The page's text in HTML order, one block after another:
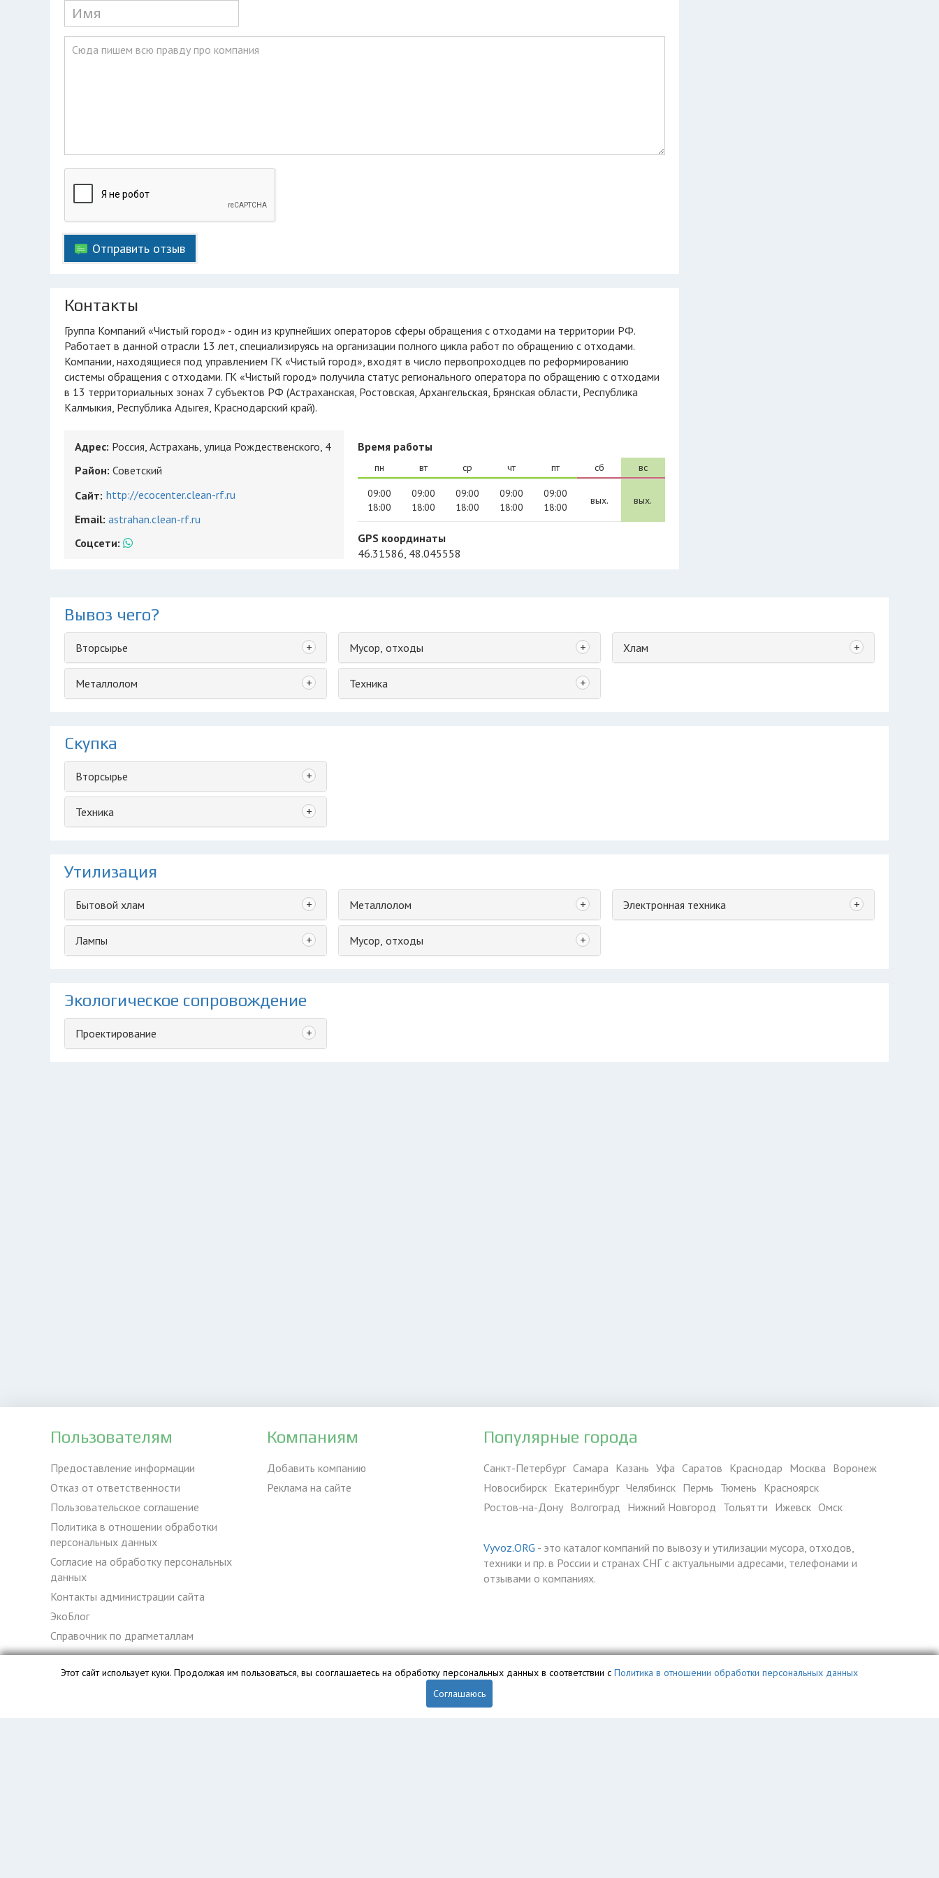
Отправить отзыв
Контакты
Группа Компаний «Чистый город» - один из крупнейших операторов сферы обращения с отходами на территории РФ.
Работает в данной отрасли 13 лет, специализируясь на организации полного цикла работ по обращению с отходами.
Компании, находящиеся под управлением ГК «Чистый город», входят в число первопроходцев по реформированию
системы обращения с отходами. ГК «Чистый город» получила статус регионального оператора по обращению с отходами
в 13 территориальных зонах 7 субъектов РФ (Астраханская, Ростовская, Архангельская, Брянская области, Республика
Калмыкия, Республика Адыгея, Краснодарский край).
Адрес: Россия, Астрахань, улица Рождественского, 4
Район: Советский
Сайт: http://ecocenter.clean-rf.ru
Email: astrahan.clean-rf.ru
Соцсети:
Время работы
пн
09:00
18:00
вт
09:00
18:00
ср
09:00
18:00
чт
09:00
18:00
пт
09:00
18:00
сб
вых.
вс
вых.
GPS координаты
46.31586, 48.045558
Вывоз чего?
Вторсырье +
Металлолом +
Мусор, отходы +
Техника +
Хлам +
Скупка
Вторсырье +
Техника +
Утилизация
Бытовой хлам +
Лампы +
Металлолом +
Мусор, отходы +
Электронная техника +
Экологическое сопровождение
Проектирование +
Пользователям
Предоставление информации
Отказ от ответственности
Пользовательское соглашение
Политика в отношении обработки
персональных данных
Согласие на обработку персональных
данных
Контакты администрации сайта
ЭкоБлог
Справочник по драгметаллам
Компаниям
Добавить компанию
Реклама на сайте
Популярные города
Санкт-Петербург Самара Казань Уфа Саратов Краснодар Москва Воронеж
Новосибирск Екатеринбург Челябинск Пермь Тюмень Красноярск
Ростов-на-Дону Волгоград Нижний Новгород Тольятти Ижевск Омск
Vyvoz.ORG - это каталог компаний по вывозу и утилизации мусора, отходов,
техники и пр. в России и странах СНГ с актуальными адресами, телефонами и
отзывами о компаниях.
База данных сайта vyvoz.org является интеллектуальной собственностью ООО «Профит» и охраняется законом.
Этот сайт использует куки. Продолжая им пользоваться, вы сооглашаетесь на обработку персональных данных в соответствии с Политика в отношении обработки персональных данных
Соглашаюсь